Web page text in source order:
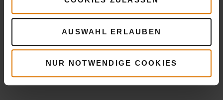
AUSWAHL ERLAUBEN
NUR NOTWENDIGE COOKIES